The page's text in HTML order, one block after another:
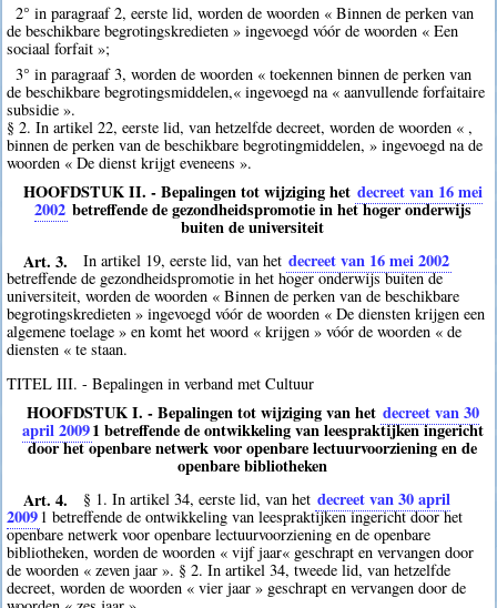
2° in paragraaf 2, eerste lid, worden de woorden « Binnen de perken van
de beschikbare begrotingskredieten » ingevoegd vóór de woorden « Een
sociaal forfait »;
3° in paragraaf 3, worden de woorden « toekennen binnen de perken van
de beschikbare begrotingsmiddelen,« ingevoegd na « aanvullende forfaitaire
subsidie ».
§ 2. In artikel 22, eerste lid, van hetzelfde decreet, worden de woorden « ,
binnen de perken van de beschikbare begrotingmiddelen, » ingevoegd na de
woorden « De dienst krijgt eveneens ».
HOOFDSTUK II. - Bepalingen tot wijziging het decreet van 16 mei
2002 betreffende de gezondheidspromotie in het hoger onderwijs
buiten de universiteit
Art. 3.
In artikel 19, eerste lid, van het decreet van 16 mei 2002
betreffende de gezondheidspromotie in het hoger onderwijs buiten de
universiteit, worden de woorden « Binnen de perken van de beschikbare
begrotingskredieten » ingevoegd vóór de woorden « De diensten krijgen een
algemene toelage » en komt het woord « krijgen » vóór de woorden « de
diensten « te staan.
TITEL III. - Bepalingen in verband met Cultuur
HOOFDSTUK I. - Bepalingen tot wijziging van het decreet van 30
april 20091betreffende de ontwikkeling van leespraktijken ingericht
door het openbare netwerk voor openbare lectuurvoorziening en de
openbare bibliotheken
Art. 4.
§ 1. In artikel 34, eerste lid, van het decreet van 30 april
2009 1 betreffende de ontwikkeling van leespraktijken ingericht door het
openbare netwerk voor openbare lectuurvoorziening en de openbare
bibliotheken, worden de woorden « vijf jaar« geschrapt en vervangen door
de woorden « zeven jaar ». § 2. In artikel 34, tweede lid, van hetzelfde
decreet, worden de woorden « vier jaar » geschrapt en vervangen door de